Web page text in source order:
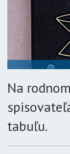
Na
tabuľu.